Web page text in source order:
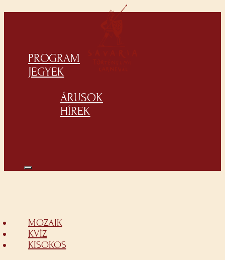
PROGRAM
JEGYEK
ÁRUSOK
HÍREK
MOZAIK
KVÍZ
KISOKOS